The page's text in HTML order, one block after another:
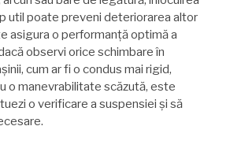
util poate preveni deteriorarea altor
asigura o performanță optimă a
observi orice schimbare în
cum ar fi o condus mai rigid,
o manevrabilitate scăzută, este
o verificare a suspensiei și să